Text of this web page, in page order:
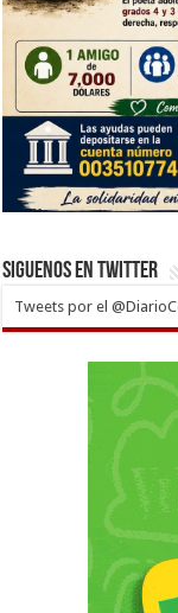
Siguenos en twitter
Tweets por el